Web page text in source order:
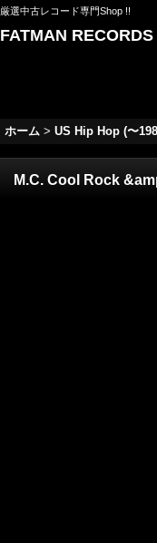
厳選中古レコード専門Shop !!
FATMAN RECORDS
ホーム > US Hip Hop (〜
M.C. Cool Rock